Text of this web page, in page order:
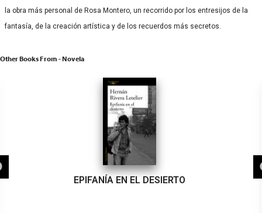
la obra más personal de Rosa Montero, un recorrido por los entresijos de la
fantasía, de la creación artística y de los recuerdos más secretos.
Other Books From - Novela
EPIFANÍA EN EL DESIERTO